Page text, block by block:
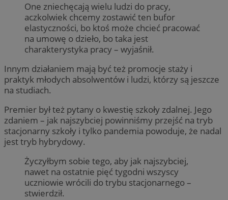
One zniechęcają wielu ludzi do pracy,
aczkolwiek chcemy zostawić ten bufor
elastyczności, bo ktoś może chcieć pracować
na umowę o dzieło, bo taka jest
charakterystyka pracy – wyjaśnił.
Innym działaniem mają być też promocje staży i
praktyk młodych absolwentów i ludzi, którzy są jeszcze
na studiach.
Premier był też pytany o kwestię szkoły zdalnej. Jego
zdaniem – jak najszybciej powinniśmy przejść na tryb
stacjonarny szkoły i tylko pandemia powoduje, że nadal
jest tryb hybrydowy.
Życzyłbym sobie tego, aby jak najszybciej,
nawet na ostatnie pięć tygodni wszyscy
uczniowie wrócili do trybu stacjonarnego –
stwierdził.